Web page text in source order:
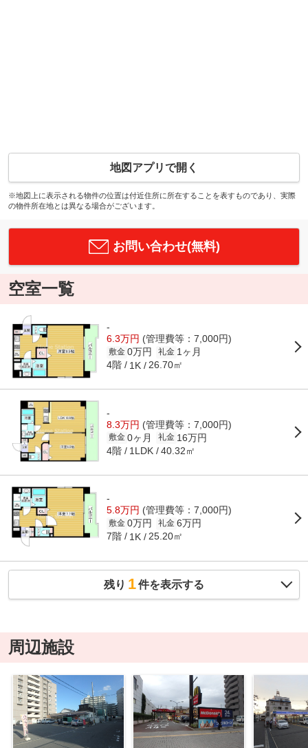
地図アプリで開く
※地図上に表示される物件の位置は付近住所に所在することを表すものであり、実際
の物件所在地とは異なる場合がございます。
お問い合わせ(無料)
空室一覧
-
6.3万円 (管理費等：7,000円)
敷金 0万円 礼金 1ヶ月
4階 1K 26.70㎡
-
8.3万円 (管理費等：7,000円)
敷金 0ヶ月 礼金 16万円
4階 1LDK 40.32㎡
-
5.8万円 (管理費等：7,000円)
敷金 0万円 礼金 6万円
7階 1K 25.20㎡
残り 1件を表示する
周辺施設